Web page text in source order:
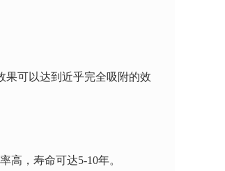
可以达到近乎完全吸附的效
，寿命可达5-10年。